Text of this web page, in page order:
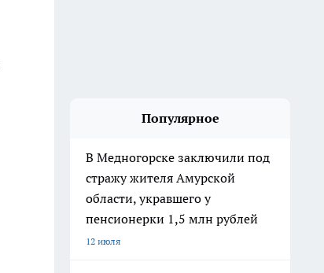
Популярное
В Медногорске заключили под
стражу жителя Амурской
области, укравшего у
пенсионерки 1,5 млн рублей
12 июля